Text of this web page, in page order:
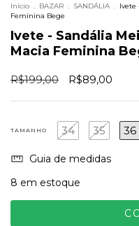
Início . BAZAR . SANDÁLIA . Ivete
Feminina Bege
Ivete - Sandália
Macia Feminina
R$199,00 R$89,00
TAMANHO 34 35 36
Guia de medidas
8 em estoque